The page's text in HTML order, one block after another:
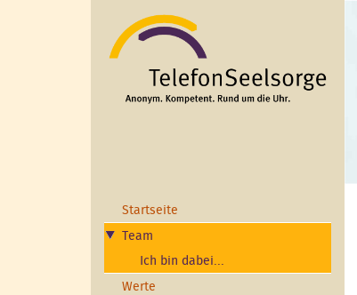
Startseite
Team
Ich bin dabei...
Werte